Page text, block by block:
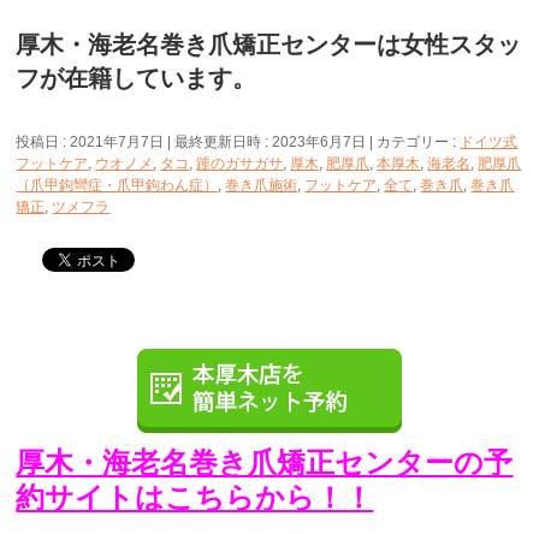
厚木・海老名巻き爪矯正センターは女性スタッ
フが在籍しています。
投稿日 : 2021年7月7日 最終更新日時 : 2023年6月7日 カテゴリー : ドイツ式
フットケア, ウオノメ , タコ ,踵のガサガサ, 厚木, 肥厚爪,本厚木,海老名 , 肥厚爪
（爪甲鉤彎症・爪甲鉤わん症） ,巻き爪施術, フットケア,全て,巻き爪,巻き爪
矯正, ツメフラ
厚木・海老名巻き爪矯正センターの予
約サイトはこちらから！！